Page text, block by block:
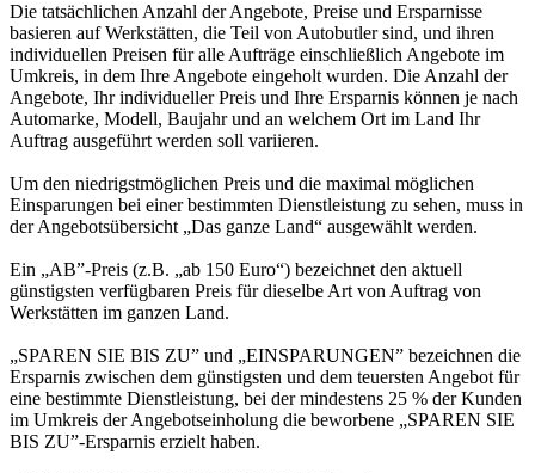
Die tatsächlichen Anzahl der Angebote, Preise und Ersparnisse
basieren auf Werkstätten, die Teil von Autobutler sind, und ihren
individuellen Preisen für alle Aufträge einschließlich Angebote im
Umkreis, in dem Ihre Angebote eingeholt wurden. Die Anzahl der
Angebote, Ihr individueller Preis und Ihre Ersparnis können je nach
Automarke, Modell, Baujahr und an welchem Ort im Land Ihr
Auftrag ausgeführt werden soll variieren.
Um den niedrigstmöglichen Preis und die maximal möglichen
Einsparungen bei einer bestimmten Dienstleistung zu sehen, muss in
der Angebotsübersicht „Das ganze Land“ ausgewählt werden.
Ein „AB”-Preis (z.B. „ab 150 Euro“) bezeichnet den aktuell
günstigsten verfügbaren Preis für dieselbe Art von Auftrag von
Werkstätten im ganzen Land.
„SPAREN SIE BIS ZU” und „EINSPARUNGEN” bezeichnen die
Ersparnis zwischen dem günstigsten und dem teuersten Angebot für
eine bestimmte Dienstleistung, bei der mindestens 25 % der Kunden
im Umkreis der Angebotseinholung die beworbene „SPAREN SIE
BIS ZU”-Ersparnis erzielt haben.